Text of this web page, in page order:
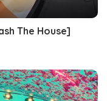
The House]